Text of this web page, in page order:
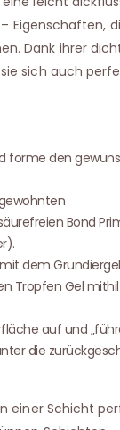
Eigenschaften,
Dank ihrer
sich auch
forme den
Bond
dem
Tropfen Gel
auf und
die
einer Schicht